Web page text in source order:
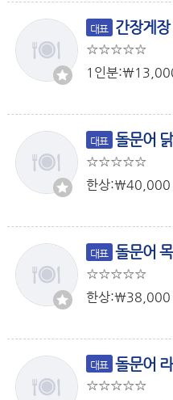
대표 간장게장
1인분:￦
대표 돌문어
한상:￦40,000
대표 돌문어
한상:￦38,000
대표 돌문어